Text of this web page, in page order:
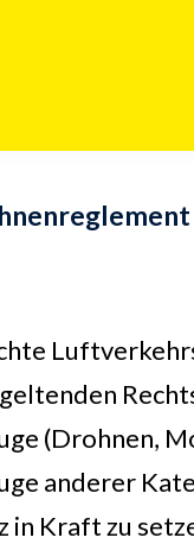
(Drohnen,
anderer
in Kraft zu